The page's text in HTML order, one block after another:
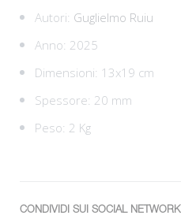
Autori: Guglielmo Ruiu
Anno: 2025
Dimensioni: 13x19 cm
Spessore: 20 mm
Peso: 2 Kg
CONDIVIDI SUI SOCIAL NETWORK